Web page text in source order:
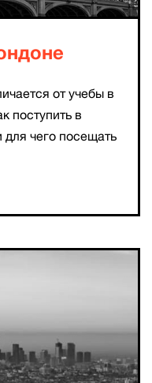
от учебы в
поступить в
чего посещать